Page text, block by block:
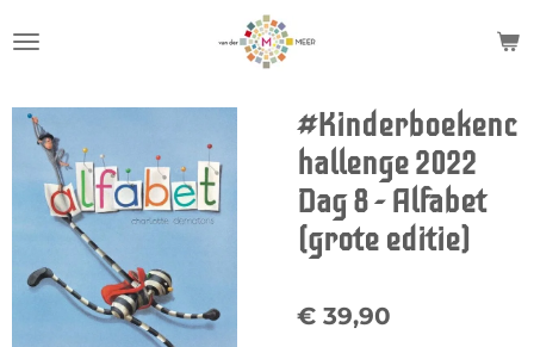
direct
de
hoofdinhoud
#Kinderboekenc
hallenge 2022
Dag 8 - Alfabet
(grote editie)
€ 39,90